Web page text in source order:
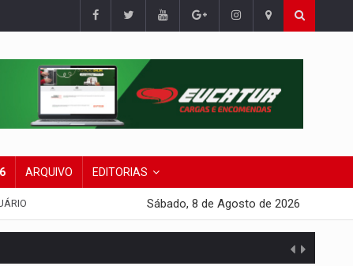
ARQUIVO EDITORIAS
Sábado, 8 de Agosto de 2026